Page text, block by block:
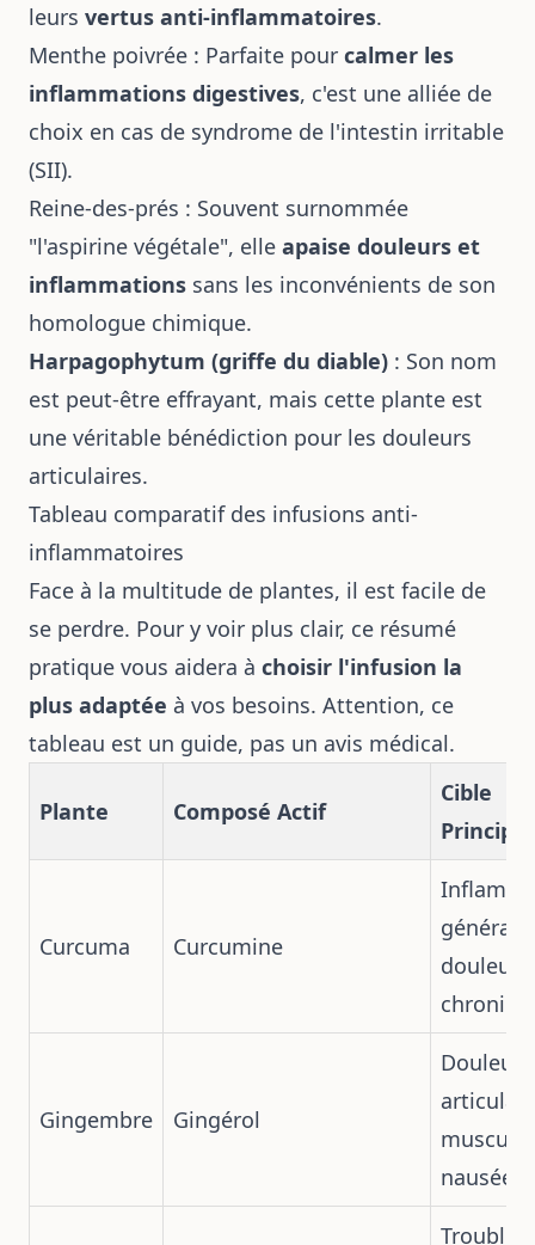
leurs vertus anti-inflammatoires.
Menthe poivrée : Parfaite pour calmer les
inflammations digestives, c'est une alliée de
choix en cas de syndrome de l'intestin irritable
(SII).
Reine-des-prés : Souvent surnommée
"l'aspirine végétale", elle apaise douleurs et
inflammations sans les inconvénients de son
homologue chimique.
Harpagophytum (griffe du diable) : Son nom
est peut-être effrayant, mais cette plante est
une véritable bénédiction pour les douleurs
articulaires.
Tableau comparatif des infusions anti-
inflammatoires
Face à la multitude de plantes, il est facile de
se perdre. Pour y voir plus clair, ce résumé
pratique vous aidera à choisir l'infusion la
plus adaptée à vos besoins. Attention, ce
tableau est un guide, pas un avis médical.
Plante Composé Actif
Cible
Curcuma Curcumine
générale,
douleurs
Gingembre Gingérol
Douleurs
nausées
Troubles